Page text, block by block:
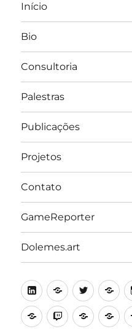
Início
Bio
Consultoria
Palestras
Publicações
Projetos
Contato
GameReporter
Dolemes.art
LinkedIn
LattesTwitter
Academia.edu
Twitch